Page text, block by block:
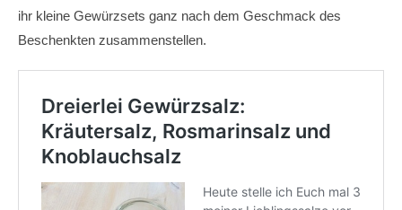
ihr kleine Gewürzsets ganz nach dem Geschmack des
Beschenkten zusammenstellen.